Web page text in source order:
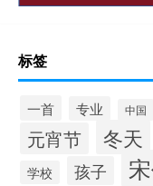
标签
一首 专业 中国
元宵节 冬天
学校
孩子